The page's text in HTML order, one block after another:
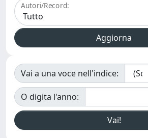
Autori/Record:
Vai a una voce nell'indice:
O digita l'anno: